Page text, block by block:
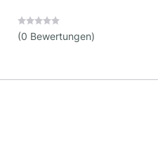
(0 Bewertungen)